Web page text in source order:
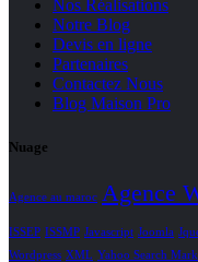
Nos Réalisations
Notre Blog
Devis en ligne
Partenaires
Contactez Nous
Blog Maison Pro
Nuage
Agence au maroc Agence
ISSEP ISSMP Javascript Joomla
Wordpress XML Yahoo Search